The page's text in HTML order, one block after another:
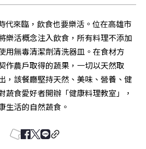
代來臨，飲食也要樂活。位在高雄市
樂活概念注入飲食，所有料理不添加
用無毒清潔劑清洗器皿。在食材方
作農戶取得的蔬果，一切以天然取
，該餐廳堅持天然、美味、營養、健
蔬食愛好者開辦「健康料理教室」，
生活的自然蔬食。